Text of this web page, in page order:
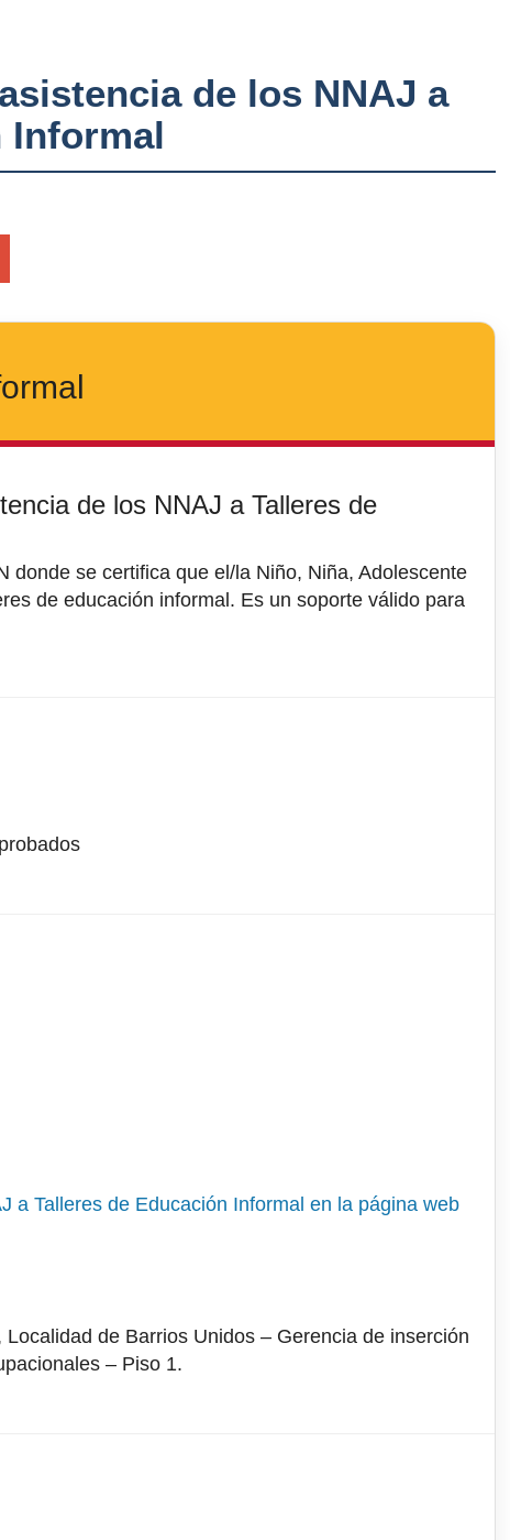
de los NNAJ a
Informal
de los NNAJ a Talleres de
donde se certifica que el/la Niño, Niña, Adolescente
de educación informal. Es un soporte válido para
a Talleres de Educación Informal en la página web
de Barrios Unidos – Gerencia de inserción
– Piso 1.